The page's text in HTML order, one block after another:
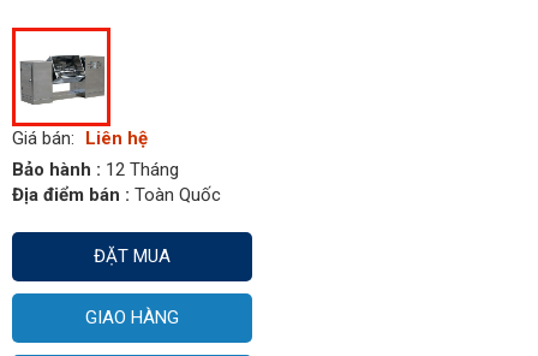
Giá bán:
Liên hệ
Bảo hành : 12 Tháng
Địa điểm bán : Toàn Quốc
ĐẶT MUA
GIAO HÀNG